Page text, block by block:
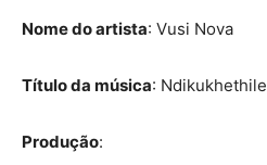
Nome do artista: Vusi Nova
Título da música: Ndikukhethile
Produção: